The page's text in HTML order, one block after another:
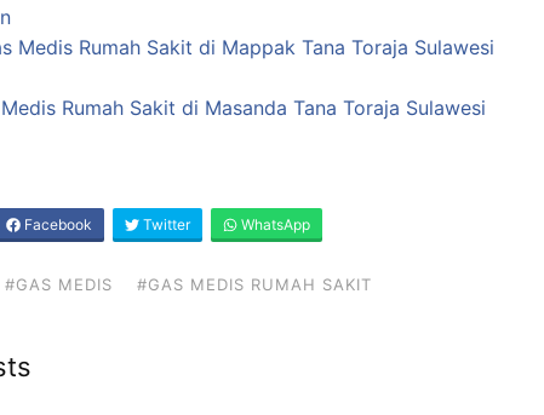
Medis Rumah Sakit di Mappak Tana Toraja Sulawesi
Rumah Sakit di Masanda Tana Toraja Sulawesi
Facebook Twitter WhatsApp
#GAS MEDIS #GAS MEDIS RUMAH SAKIT